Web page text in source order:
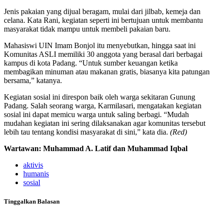
Jenis pakaian yang dijual beragam, mulai dari jilbab, kemeja dan
celana. Kata Rani, kegiatan seperti ini bertujuan untuk membantu
masyarakat tidak mampu untuk membeli pakaian baru.
Mahasiswi UIN Imam Bonjol itu menyebutkan, hingga saat ini
Komunitas ASLI memiliki 30 anggota yang berasal dari berbagai
kampus di kota Padang. “Untuk sumber keuangan ketika
membagikan minuman atau makanan gratis, biasanya kita patungan
bersama,” katanya.
Kegiatan sosial ini direspon baik oleh warga sekitaran Gunung
Padang. Salah seorang warga, Karmilasari, mengatakan kegiatan
sosial ini dapat memicu warga untuk saling berbagi. “Mudah
mudahan kegiatan ini sering dilaksanakan agar komunitas tersebut
lebih tau tentang kondisi masyarakat di sini,” kata dia. (Red)
Wartawan: Muhammad A. Latif dan Muhammad Iqbal
aktivis
humanis
sosial
Tinggalkan Balasan